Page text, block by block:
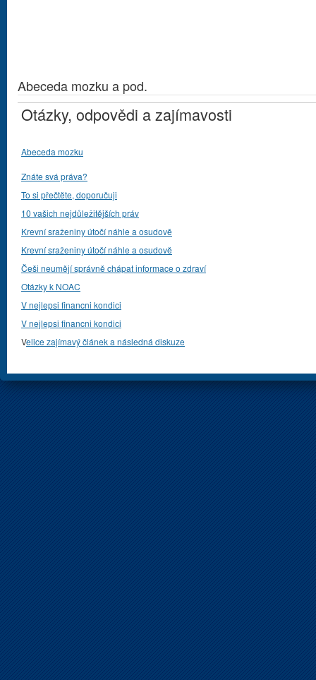
Abeceda mozku a pod.
Otázky, odpovědi a zajímavosti
Abeceda mozku
Znáte svá práva?
To si přečtěte, doporučuji
10 vašich nejdůležitějších práv
Krevní sraženiny útočí náhle a osudově
Krevní sraženiny útočí náhle a osudově
Češi neumějí správně chápat informace o zdraví
Otázky k NOAC
V nejlepsi financni kondici
V nejlepsi financni kondici
Velice zajímavý článek a následná diskuze